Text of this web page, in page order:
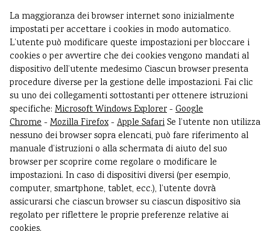
La maggioranza dei browser internet sono inizialmente
impostati per accettare i cookies in modo automatico.
L’utente può modificare queste impostazioni per bloccare i
cookies o per avvertire che dei cookies vengono mandati al
dispositivo dell’utente medesimo Ciascun browser presenta
procedure diverse per la gestione delle impostazioni. Fai clic
su uno dei collegamenti sottostanti per ottenere istruzioni
specifiche: Microsoft Windows Explorer- Google
Chrome- Mozilla Firefox- Apple SafariSe l’utente non utilizza
nessuno dei browser sopra elencati, può fare riferimento al
manuale d’istruzioni o alla schermata di aiuto del suo
browser per scoprire come regolare o modificare le
impostazioni. In caso di dispositivi diversi (per esempio,
computer, smartphone, tablet, ecc.), l’utente dovrà
assicurarsi che ciascun browser su ciascun dispositivo sia
regolato per riflettere le proprie preferenze relative ai